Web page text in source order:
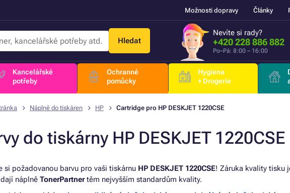
Možnosti dopravy Články
Hledat
Nevíte si rady?
+420 228 886 882
Po–Pá: 8:00 – 16:00
Kancelářské
potřeby
Ochranné
pomůcky
Hygiena
+ Drogerie
Náplně do tiskáren HP Cartridge pro HP DESKJET 1220CSE
do tiskárny HP DESKJET 1220CSE
si požadovanou barvu pro vaši tiskárnu HP DESKJET 1220CSE! Záruka kvality tisku
náplně TonerPartnertěm nejvyšším standardům kvality.